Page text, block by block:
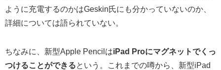
ように充電するのかはGeskin氏にも分かっていないのか、
詳細については語られていない。
ちなみに、新型Apple PencilはiPad Proにマグネットでくっ
つけることができるという。これまでの噂から、新型iPad